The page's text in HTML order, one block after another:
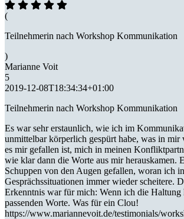
(
Teilnehmerin nach Workshop Kommunikation
)
Marianne Voit
5
2019-12-08T18:34:34+01:00
Teilnehmerin nach Workshop Kommunikation
Es war sehr erstaunlich, wie ich im
unmittelbar körperlich gespürt habe, was in
es mir gefallen ist, mich in meinen
wie klar dann die Worte aus mir herauskamen.
Schuppen von den Augen gefallen, woran ich
Gesprächssituationen immer wieder scheitere.
Erkenntnis war für mich: Wenn ich die Haltung
passenden Worte. Was für ein Clou!
https://www.mariannevoit.de/testimonials/